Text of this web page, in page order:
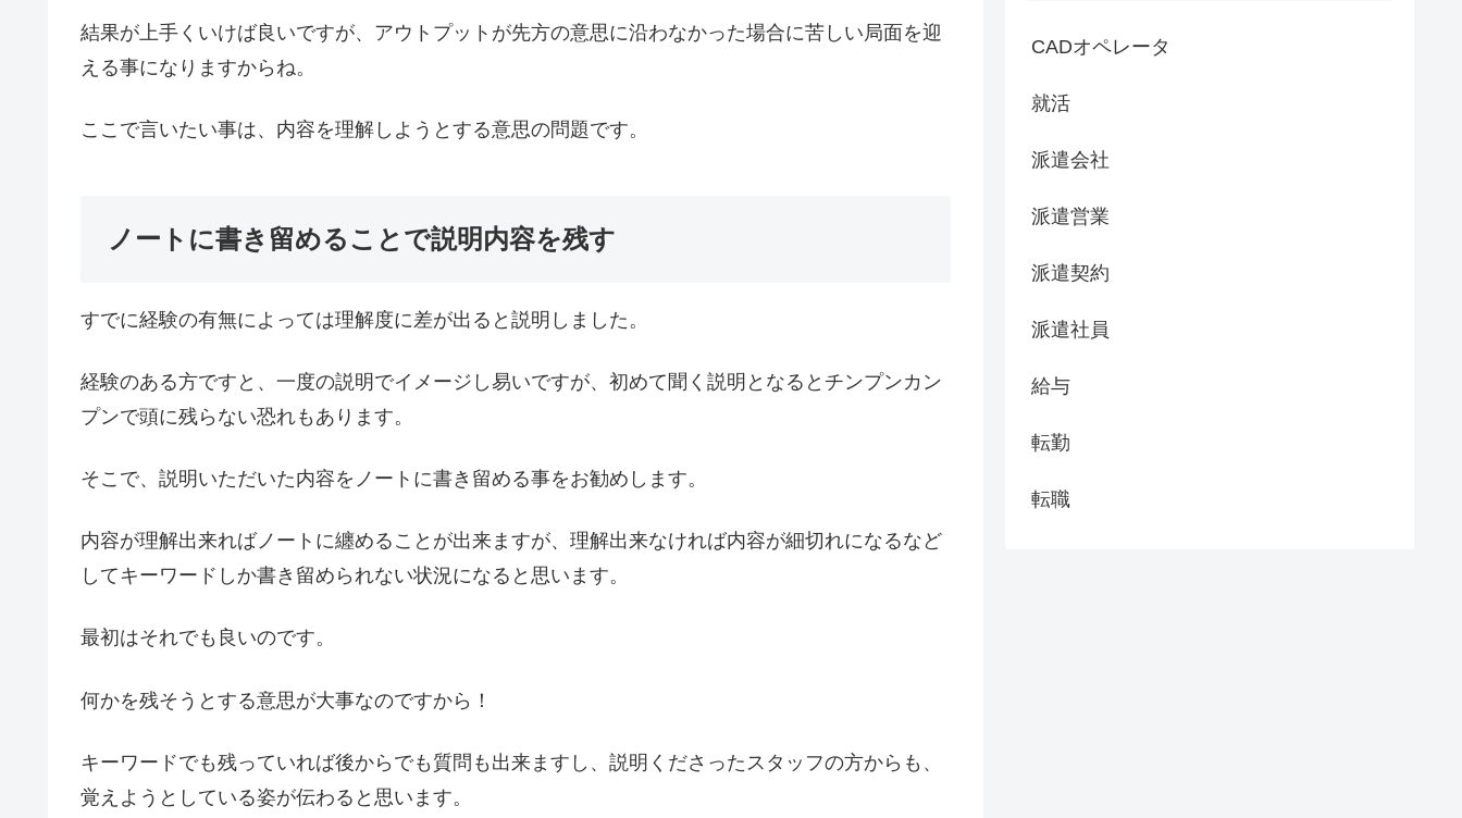
結果が上手くいけば良いですが、アウトプットが先方の意思に沿わなかった場合に苦しい局面を迎
える事になりますからね。
ここで言いたい事は、内容を理解しようとする意思の問題です。
ノートに書き留めることで説明内容を残す
すでに経験の有無によっては理解度に差が出ると説明しました。
経験のある方ですと、一度の説明でイメージし易いですが、初めて聞く説明となるとチンプンカン
プンで頭に残らない恐れもあります。
そこで、説明いただいた内容をノートに書き留める事をお勧めします。
内容が理解出来ればノートに纏めることが出来ますが、理解出来なければ内容が細切れになるなど
してキーワードしか書き留められない状況になると思います。
最初はそれでも良いのです。
何かを残そうとする意思が大事なのですから！
キーワードでも残っていれば後からでも質問も出来ますし、説明くださったスタッフの方からも、
覚えようとしている姿が伝わると思います。
CADオペレータ
就活
派遣会社
派遣営業
派遣契約
派遣社員
給与
転勤
転職